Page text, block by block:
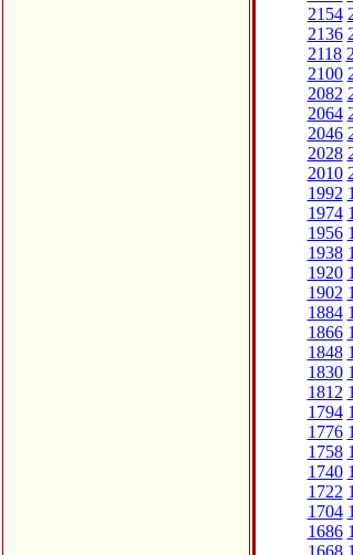
2154
2136
2118
2100
2082
2064
2046
2028
2010
1992
1974
1956
1938
1920
1902
1884
1866
1848
1830
1812
1794
1776
1758
1740
1722
1704
1686
1668